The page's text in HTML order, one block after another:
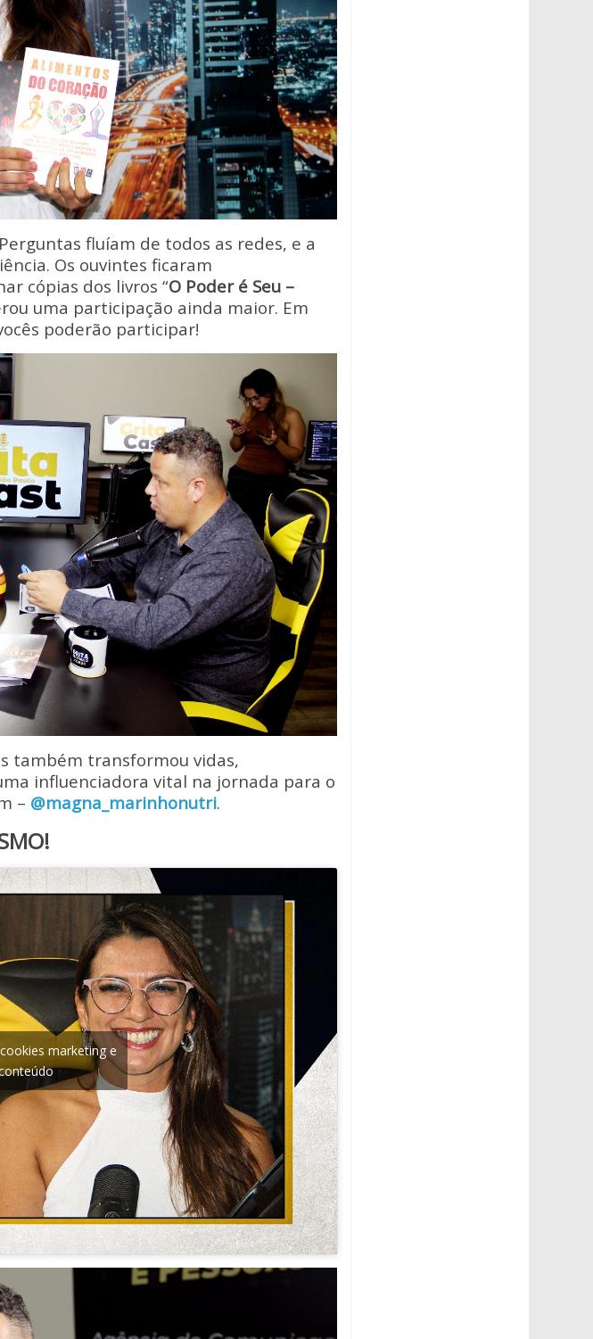
fluíam de todos as redes, e a
Os ouvintes ficaram
cópias dos livros “O Poder é Seu –
uma participação ainda maior. Em
poderão participar!
também transformou vidas,
influenciadora vital na jornada para o
– @magna_marinhonutri.
marketing e